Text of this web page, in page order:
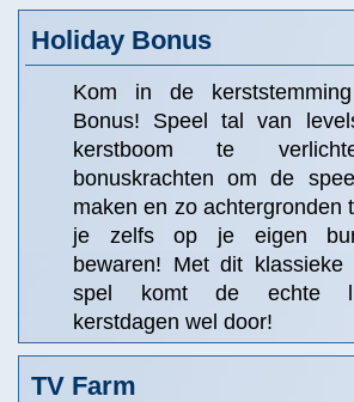
Holiday Bonus
Kom in de
Bonus! Speel tal van
kerstboom te
bonuskrachten om de
maken en zo achtergronden
je zelfs op je eigen
bewaren! Met dit klassieke
spel komt de echte
kerstdagen wel door!
TV Farm